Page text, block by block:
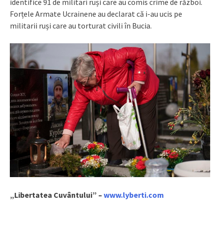
identifice 91 de militari ruși care au comis crime de război.
Forțele Armate Ucrainene au declarat că i-au ucis pe
militarii ruși care au torturat civili în Bucia.
„Libertatea Cuvântului” – www.lyberti.com